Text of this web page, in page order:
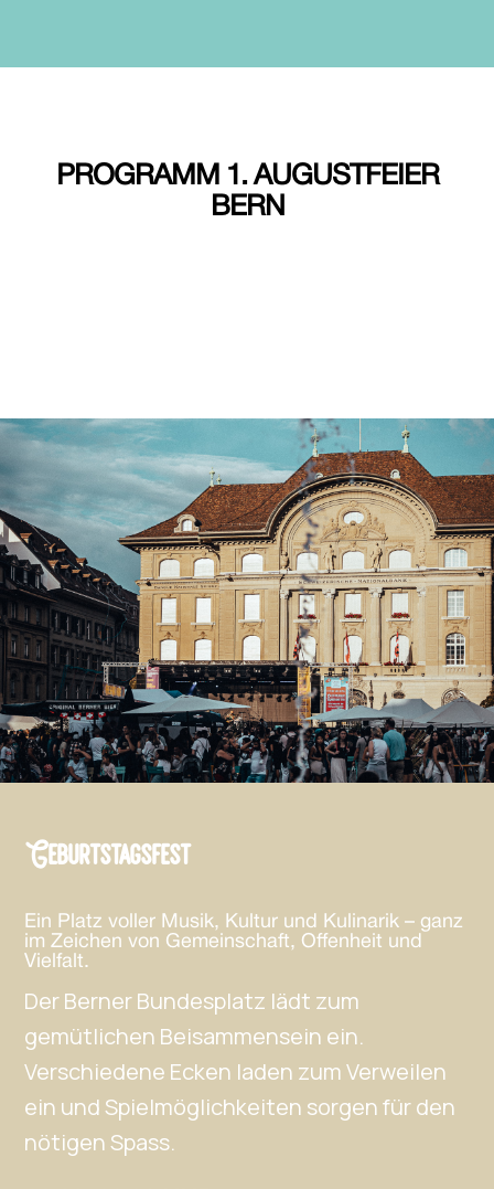
PROGRAMM 1. AUGUSTFEIER
BERN
Geburtstagsfest
Ein Platz voller Musik, Kultur und Kulinarik – ganz
im Zeichen von Gemeinschaft, Offenheit und
Vielfalt.
Der Berner Bundesplatz lädt zum
gemütlichen Beisammensein ein.
Verschiedene Ecken laden zum Verweilen
ein und Spielmöglichkeiten sorgen für den
nötigen Spass.